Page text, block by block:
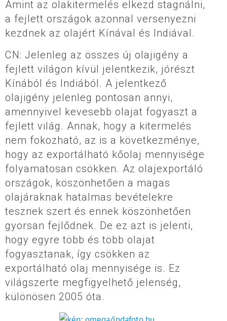
Amint az olakitermelés elkezd stagnálni,
a fejlett országok azonnal versenyezni
kezdnek az olajért Kínával és Indiával.
CN: Jelenleg az összes új olajigény a
fejlett világon kívül jelentkezik, jórészt
Kínából és Indiából. A jelentkező
olajigény jelenleg pontosan annyi,
amennyivel kevesebb olajat fogyaszt a
fejlett világ. Annak, hogy a kitermelés
nem fokozható, az is a következménye,
hogy az exportálható kőolaj mennyisége
folyamatosan csökken. Az olajexportáló
országok, köszönhetően a magas
olajáraknak hatalmas bevételekre
tesznek szert és ennek köszönhetően
gyorsan fejlődnek. De ez azt is jelenti,
hogy egyre több és több olajat
fogyasztanak, így csökken az
exportálható olaj mennyisége is. Ez
világszerte megfigyelhető jelenség,
különösen 2005 óta.